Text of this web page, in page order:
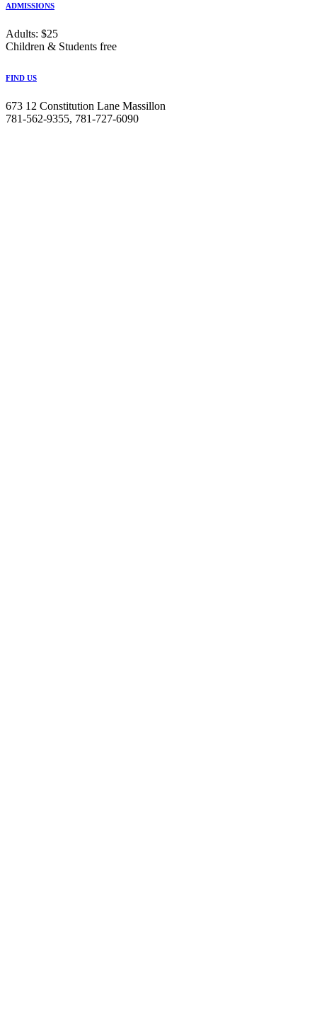
ADMISSIONS
Adults: $25
Children & Students free
FIND US
673 12 Constitution Lane Massillon
781-562-9355, 781-727-6090